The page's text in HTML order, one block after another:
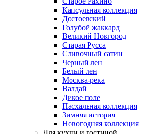
Капсульная коллекция
Достоевский
Голубой жаккард
Великий Новгород
Старая Русса
Сливочный сатин
Черный лен
Белый лен
Москва-река
Валдай
Дикое поле
Пасхальная коллекция
Зимняя история
Новогодняя коллекция
Для кухни и гостиной